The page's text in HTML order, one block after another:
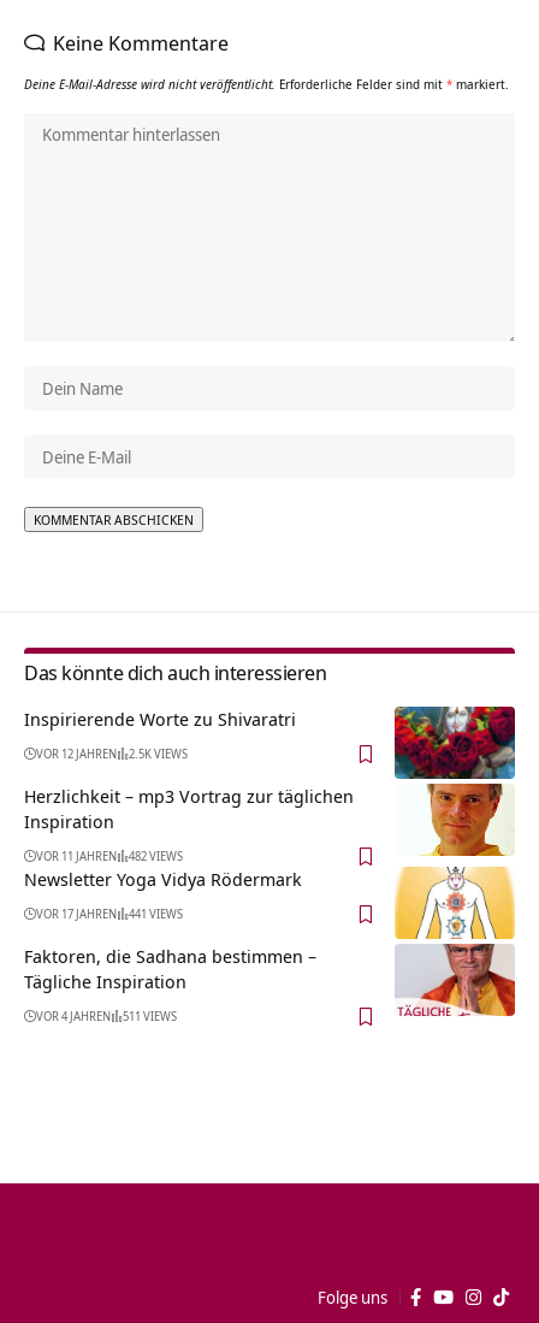
Keine Kommentare
Deine E-Mail-Adresse wird nicht veröffentlicht. Erforderliche Felder sind mit * markiert.
Das könnte dich auch interessieren
Inspirierende Worte zu Shivaratri
VOR 12 JAHREN 2.5K VIEWS
Herzlichkeit – mp3 Vortrag zur täglichen
Inspiration
VOR 11 JAHREN 482 VIEWS
Newsletter Yoga Vidya Rödermark
VOR 17 JAHREN 441 VIEWS
Faktoren, die Sadhana bestimmen –
Tägliche Inspiration
VOR 4 JAHREN 511 VIEWS
Folge uns